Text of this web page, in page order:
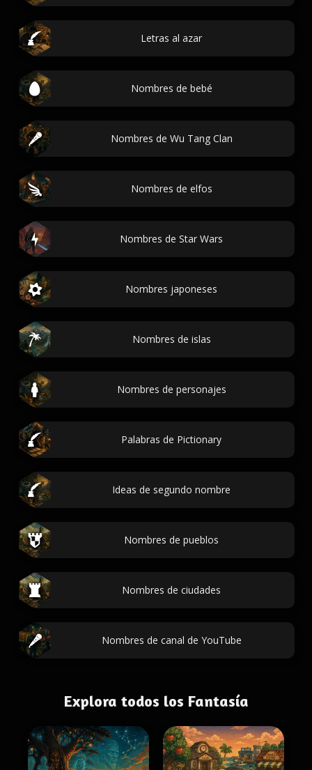
Letras al azar
Nombres de bebé
Nombres de Wu Tang Clan
Nombres de elfos
Nombres de Star Wars
Nombres japoneses
Nombres de islas
Nombres de personajes
Palabras de Pictionary
Ideas de segundo nombre
Nombres de pueblos
Nombres de ciudades
Nombres de canal de YouTube
Explora todos los Fantasía